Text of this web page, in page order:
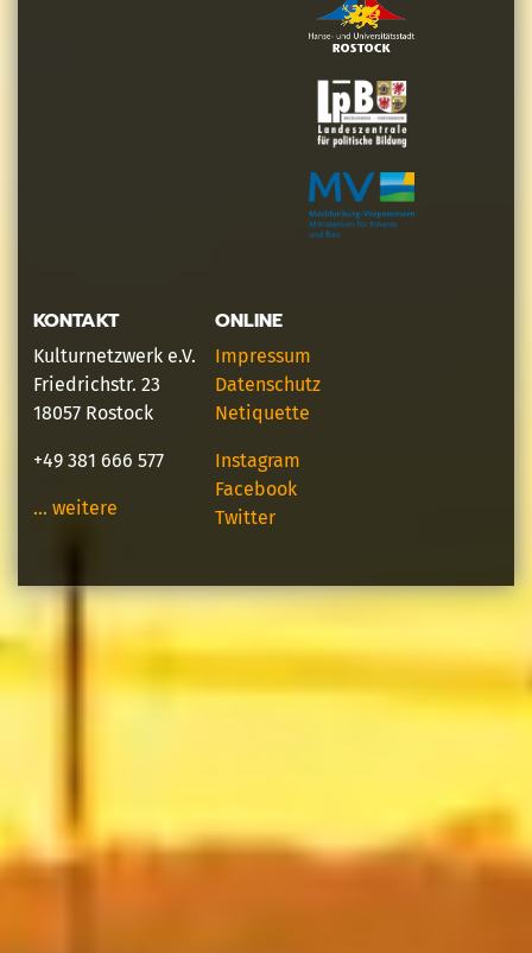
KONTAKT
Kulturnetzwerk e.V.
Friedrichstr. 23
18057 Rostock
+49 381 666 577
… weitere
ONLINE
Impressum
Datenschutz
Netiquette
Instagram
Facebook
Twitter